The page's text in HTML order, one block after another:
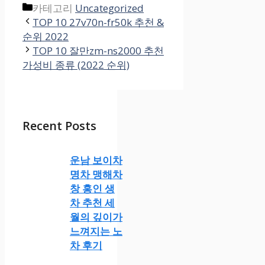
카테고리 Uncategorized
TOP 10 27v70n-fr50k 추천 &
순위 2022
TOP 10 잘만zm-ns2000 추천
가성비 종류 (2022 순위)
Recent Posts
운남 보이차
명차 맹해차
창 홍인 생
차 추천 세
월의 깊이가
느껴지는 노
차 후기